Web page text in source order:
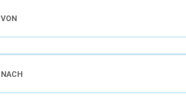
VON
NACH